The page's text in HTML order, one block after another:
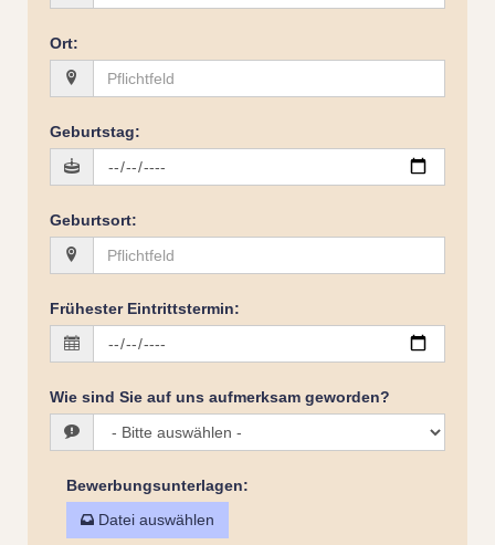
Ort:
Geburtstag:
Geburtsort:
Frühester Eintrittstermin:
Wie sind Sie auf uns aufmerksam geworden?
Bewerbungsunterlagen:
Datei auswählen